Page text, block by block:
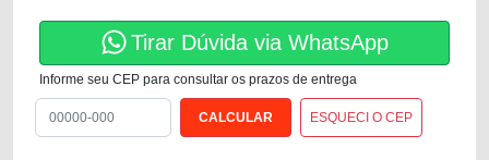
Tirar Dúvida via WhatsApp
Informe seu CEP para consultar os prazos de entrega
ESQUECI O CEP